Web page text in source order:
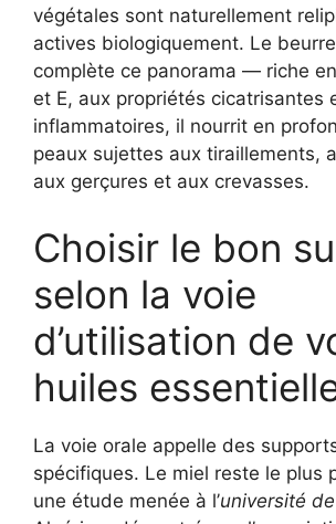
végétales sont naturellement
actives biologiquement. Le
complète ce panorama — riche
et E, aux propriétés cicatrisantes
inflammatoires, il nourrit en
peaux sujettes aux tiraillements,
aux gerçures et aux crevasses.
Choisir le bon
selon la voie
d’utilisation de
huiles
La voie orale appelle des
spécifiques. Le miel reste le plus
une étude menée à l’université